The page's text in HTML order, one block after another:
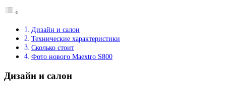
Дизайн и салон
Технические характеристики
Сколько стоит
Фото нового Maextro S800
Дизайн и салон